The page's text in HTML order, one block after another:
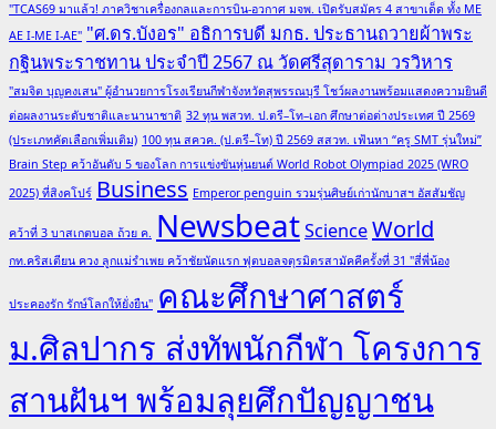
"TCAS69 มาแล้ว! ภาควิชาเครื่องกลและการบิน-อวกาศ มจพ. เปิดรับสมัคร 4 สาขาเด็ด ทั้ง ME
AE I-ME I-AE" "ศ.ดร.บังอร" อธิการบดี มกธ. ประธานถวายผ้าพระ
กฐินพระราชทาน ประจำปี 2567 ณ วัดศรีสุดาราม วรวิหาร
"สมจิต บุญคงเสน" ผู้อำนวยการโรงเรียนกีฬาจังหวัดสุพรรณบุรี โชว์ผลงานพร้อมแสดงความยินดี
ต่อผลงานระดับชาติและนานาชาติ 32 ทุน พสวท. ป.ตรี–โท–เอก ศึกษาต่อต่างประเทศ ปี 2569
(ประเภทคัดเลือกเพิ่มเติม) 100 ทุน สควค. (ป.ตรี–โท) ปี 2569 สสวท. เฟ้นหา “ครู SMT รุ่นใหม่”
Brain Step คว้าอันดับ 5 ของโลก การแข่งขันหุ่นยนต์ World Robot Olympiad 2025 (WRO
2025) ที่สิงคโปร์ Business Emperor penguin รวมรุ่นศิษย์เก่านักบาสฯ อัสสัมชัญ
คว้าที่ 3 บาสเกตบอล ถ้วย ค. NewsbeatScienceWorld
กท.คริสเตียน ควง ลูกแม่รำเพย คว้าชัยนัดแรก ฟุตบอลจตุรมิตรสามัคคีครั้งที่ 31 "สี่พี่น้อง
ประคองรัก รักษ์โลกให้ยั่งยืน" คณะศึกษาศาสตร์
ม.ศิลปากร ส่งทัพนักกีฬา โครงการ
สานฝันฯ พร้อมลุยศึกปัญญาชน